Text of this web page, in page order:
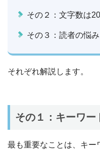
その２：文字数は
その３：読者の悩
それぞれ解説します。
その１：キーワー
最も重要なことは、キー